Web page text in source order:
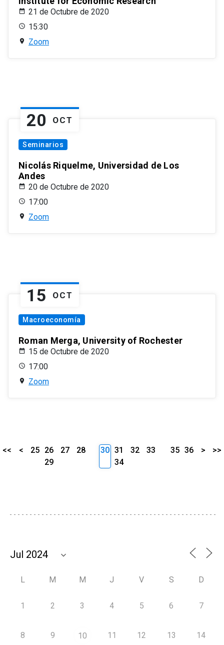
21 de Octubre de 2020
15:30
Zoom
20 OCT
Seminarios
Nicolás Riquelme, Universidad de Los
Andes
20 de Octubre de 2020
17:00
Zoom
15 OCT
Macroeconomía
Roman Merga, University of Rochester
15 de Octubre de 2020
17:00
Zoom
<< < 25 26 27
28
29
30 31 32
33
34
35 36 > >>
L M M J V S D
1 2 3 4 5 6 7
8 9 10 11 12 13 14